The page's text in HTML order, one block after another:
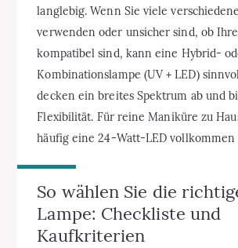
langlebig. Wenn Sie viele
verwenden oder unsicher sind, ob
kompatibel sind, kann eine Hybrid-
Kombinationslampe (UV + LED)
decken ein breites Spektrum ab und
Flexibilität. Für reine Maniküre zu
häufig eine 24-Watt-LED vollkommen
So wählen Sie die
Lampe: Checkliste und
Kaufkriterien